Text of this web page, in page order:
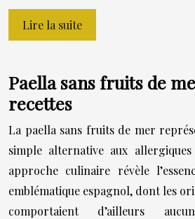
Lire la suite
Paella sans fruits de
recettes
La paella sans fruits de mer
simple alternative aux
approche culinaire révèle
emblématique espagnol, dont les
comportaient d’ailleurs